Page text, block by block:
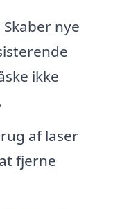
Skaber nye
ikke
af laser
fjerne